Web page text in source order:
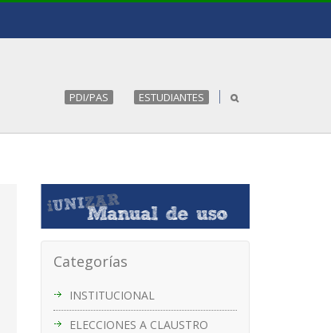
PDI/PAS ESTUDIANTES
Categorías
INSTITUCIONAL
ELECCIONES A CLAUSTRO